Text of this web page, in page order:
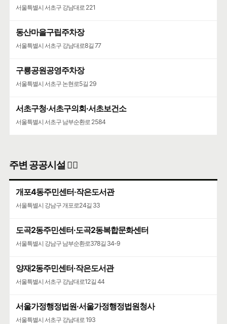
서울특별시 서초구 강남대로 221
동산마을구립주차장
서울특별시 서초구 강남대로8길 77
구룡공원공영주차장
서울특별시 서초구 논현로5길 29
서초구청·서초구의회·서초보건소
서울특별시 서초구 남부순환로 2584
주변 공공시설 👨‍✈️
개포4동주민센터·작은도서관
서울특별시 강남구 개포로24길 33
도곡2동주민센터·도곡2동복합문화센터
서울특별시 강남구 남부순환로378길 34-9
양재2동주민센터·작은도서관
서울특별시 서초구 강남대로12길 44
서울가정행정법원·서울가정행정법원청사
서울특별시 서초구 강남대로 193